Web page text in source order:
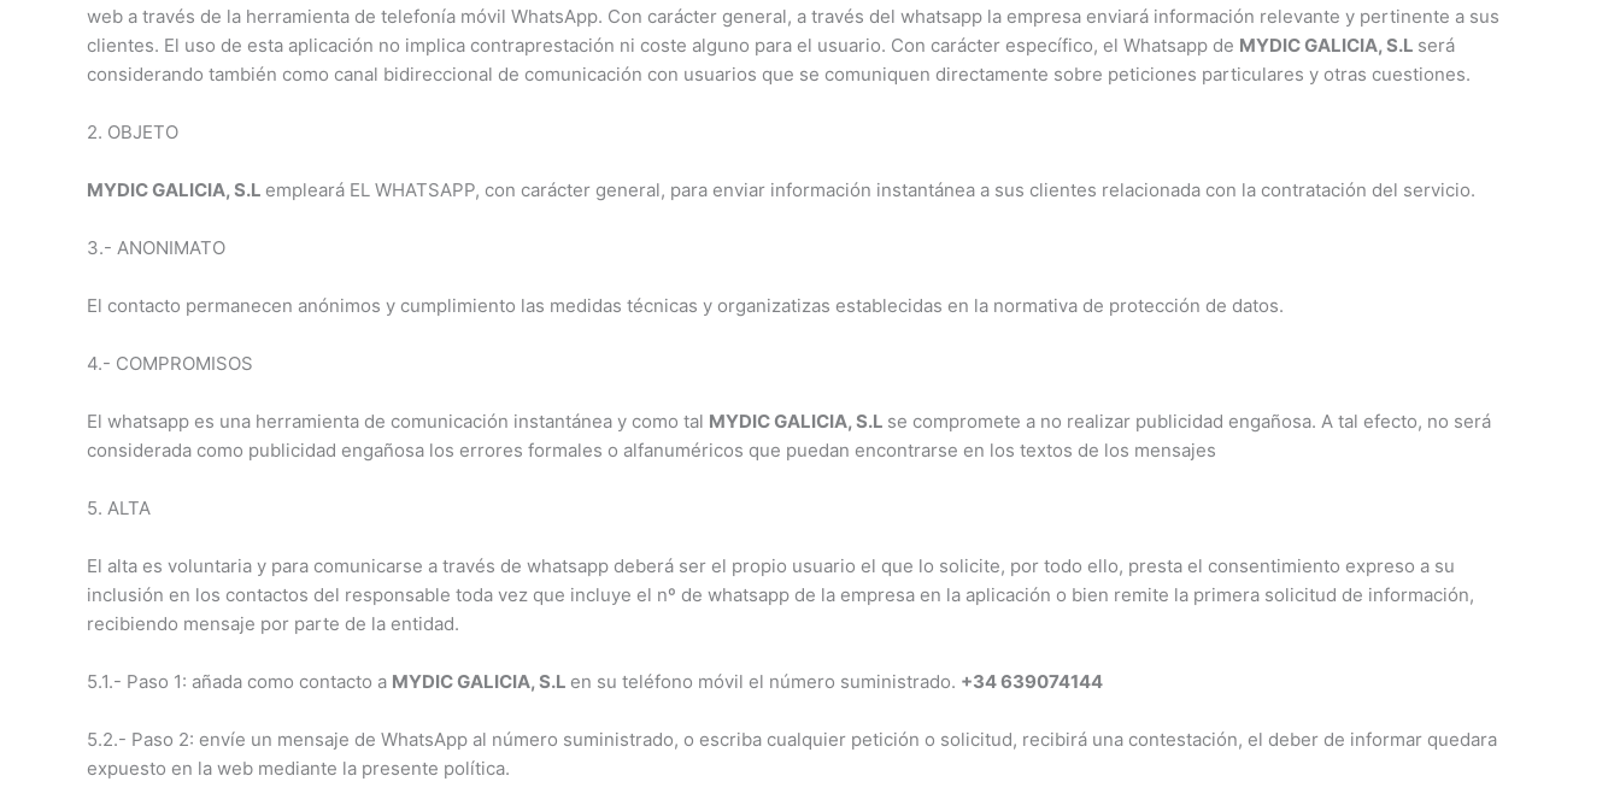
web a través de la herramienta de telefonía móvil WhatsApp. Con carácter general, a través del whatsapp la empresa enviará información relevante y pertinente a sus
clientes. El uso de esta aplicación no implica contraprestación ni coste alguno para el usuario. Con carácter específico, el Whatsapp de MYDIC GALICIA, S.L será
considerando también como canal bidireccional de comunicación con usuarios que se comuniquen directamente sobre peticiones particulares y otras cuestiones.
2. OBJETO
MYDIC GALICIA, S.L empleará EL WHATSAPP, con carácter general, para enviar información instantánea a sus clientes relacionada con la contratación del servicio.
3.- ANONIMATO
El contacto permanecen anónimos y cumplimiento las medidas técnicas y organizatizas establecidas en la normativa de protección de datos.
4.- COMPROMISOS
El whatsapp es una herramienta de comunicación instantánea y como tal MYDIC GALICIA, S.L se compromete a no realizar publicidad engañosa. A tal efecto, no será
considerada como publicidad engañosa los errores formales o alfanuméricos que puedan encontrarse en los textos de los mensajes
5. ALTA
El alta es voluntaria y para comunicarse a través de whatsapp deberá ser el propio usuario el que lo solicite, por todo ello, presta el consentimiento expreso a su
inclusión en los contactos del responsable toda vez que incluye el nº de whatsapp de la empresa en la aplicación o bien remite la primera solicitud de información,
recibiendo mensaje por parte de la entidad.
5.1.- Paso 1: añada como contacto a MYDIC GALICIA, S.L en su teléfono móvil el número suministrado. +34 639074144
5.2.- Paso 2: envíe un mensaje de WhatsApp al número suministrado, o escriba cualquier petición o solicitud, recibirá una contestación, el deber de informar quedara
expuesto en la web mediante la presente política.